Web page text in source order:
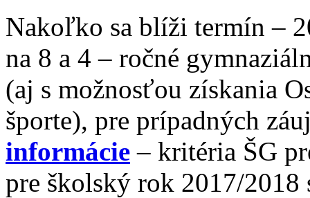
Nakoľko sa blíži termín –
na 8 a 4 – ročné
(aj s možnosťou získania
športe), pre prípadných
informácie – kritéria ŠG
pre školský rok 2017/2018